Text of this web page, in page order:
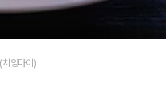
앙마이)